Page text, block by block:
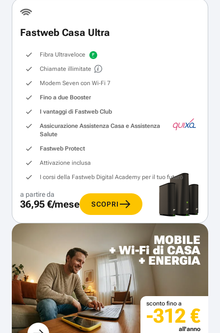
Fastweb Casa Ultra
Fibra Ultraveloce
Chiamate illimitate
Modem Seven con Wi‑Fi 7
Fino a due Booster
I vantaggi di Fastweb Club
Assicurazione Assistenza Casa e Assistenza
Salute
Fastweb Protect
Attivazione inclusa
I corsi della Fastweb Digital Academy per il tuo futuro
a partire da
36,95 €/mese SCOPRI
MOBILE
+ Wi-Fi di CASA
+ ENERGIA
sconto fino a
-312 €
all'anno